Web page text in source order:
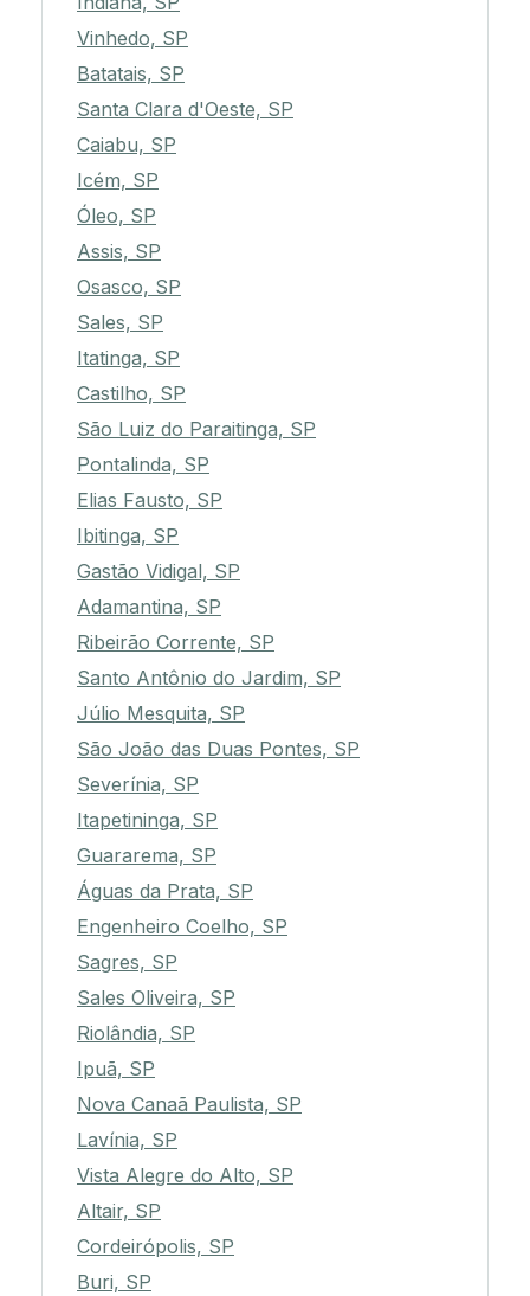
Vinhedo, SP
Batatais, SP
Santa Clara d'Oeste, SP
Caiabu, SP
Icém, SP
Óleo, SP
Assis, SP
Osasco, SP
Sales, SP
Itatinga, SP
Castilho, SP
São Luiz do Paraitinga, SP
Pontalinda, SP
Elias Fausto, SP
Ibitinga, SP
Gastão Vidigal, SP
Adamantina, SP
Ribeirão Corrente, SP
Santo Antônio do Jardim, SP
Júlio Mesquita, SP
São João das Duas Pontes, SP
Severínia, SP
Itapetininga, SP
Guararema, SP
Águas da Prata, SP
Engenheiro Coelho, SP
Sagres, SP
Sales Oliveira, SP
Riolândia, SP
Ipuã, SP
Nova Canaã Paulista, SP
Lavínia, SP
Vista Alegre do Alto, SP
Altair, SP
Cordeirópolis, SP
Buri, SP